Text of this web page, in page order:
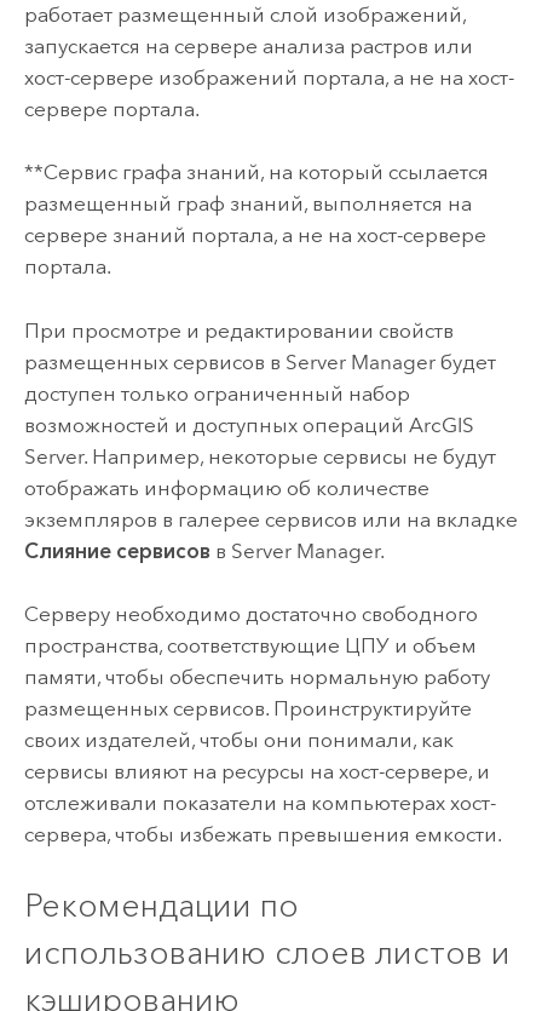
работает размещенный слой изображений,
запускается на сервере анализа растров или
хост-сервере изображений портала, а не на хост-
сервере портала.
**Сервис графа знаний, на который ссылается
размещенный граф знаний, выполняется на
сервере знаний портала, а не на хост-сервере
портала.
При просмотре и редактировании свойств
размещенных сервисов в Server Managerбудет
доступен только ограниченный набор
возможностей и доступных операций ArcGIS
Server. Например, некоторые сервисы не будут
отображать информацию об количестве
экземпляров в галерее сервисов или на вкладке
Слияние сервисов в Server Manager.
Серверу необходимо достаточно свободного
пространства, соответствующие ЦПУ и объем
памяти, чтобы обеспечить нормальную работу
размещенных сервисов. Проинструктируйте
своих издателей, чтобы они понимали, как
сервисы влияют на ресурсы на хост-сервере, и
отслеживали показатели на компьютерах хост-
сервера, чтобы избежать превышения емкости.
Рекомендации по
использованию слоев листов и
кэшированию